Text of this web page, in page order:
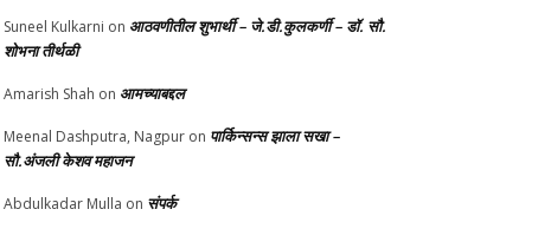
Suneel Kulkarni on आठवणीतील शुभार्थी – जे.डी.कुलकर्णी – डॉ. सौ.
शोभना तीर्थळी
Amarish Shah on आमच्याबद्दल
Meenal Dashputra, Nagpur on पार्किन्सन्स झाला सखा –
सौ.अंजली केशव महाजन
Abdulkadar Mulla on संपर्क